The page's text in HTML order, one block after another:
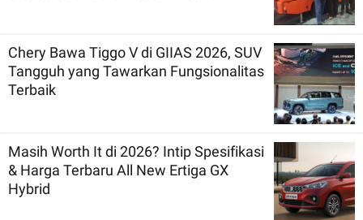
Chery Bawa Tiggo V di GIIAS 2026, SUV
Tangguh yang Tawarkan Fungsionalitas
Terbaik
Masih Worth It di 2026? Intip Spesifikasi
& Harga Terbaru All New Ertiga GX
Hybrid